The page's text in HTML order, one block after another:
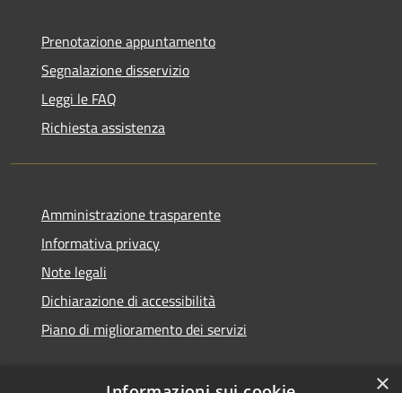
Prenotazione appuntamento
Segnalazione disservizio
Leggi le FAQ
Richiesta assistenza
Amministrazione trasparente
Informativa privacy
Note legali
Dichiarazione di accessibilità
Piano di miglioramento dei servizi
×